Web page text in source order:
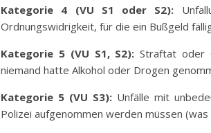
Kategorie 4 (VU S1 oder S2):
Ordnungswidrigkeit, für die ein Bußgeld
Kategorie 5 (VU S1, S2): Straftat oder
niemand hatte Alkohol oder Drogen
Kategorie 5 (VU S3):Unfälle mit
Polizei aufgenommen werden müssen